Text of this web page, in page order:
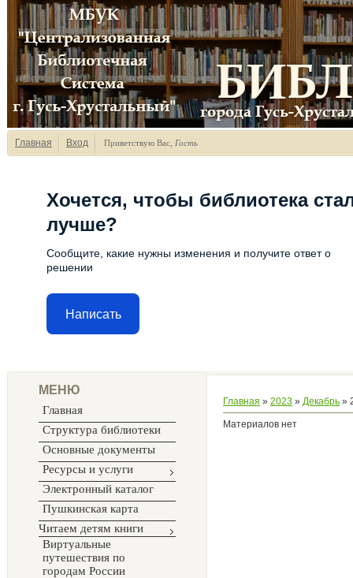
Главная Вход Приветствую Вас Гость
Хочется, чтобы библиотека
лучше?
Сообщите, какие нужны изменения и получите ответ о
решении
Написать
МЕНЮ
Главная
Структура библиотеки
Основные документы
Ресурсы и услуги
Электронный каталог
Пушкинская карта
Читаем детям книги
Виртуальные
путешествия по
городам России
Главная » 2023 » Декабрь »
Материалов нет